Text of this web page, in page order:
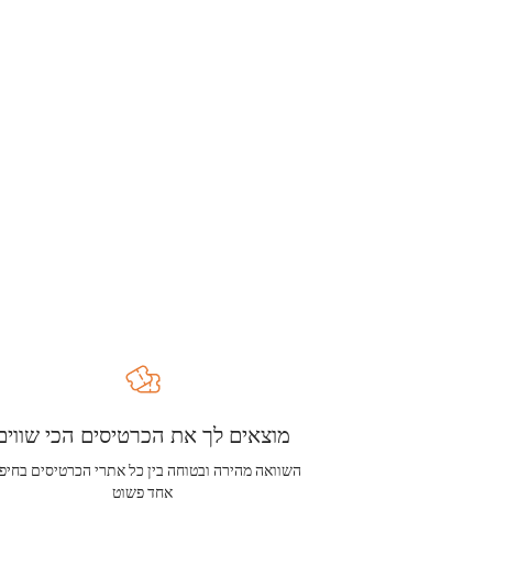
מוצאים לך את הכרטיסים הכי
השוואה מהירה ובטוחה בין כל אתרי הכרטיסים
אחד פשוט